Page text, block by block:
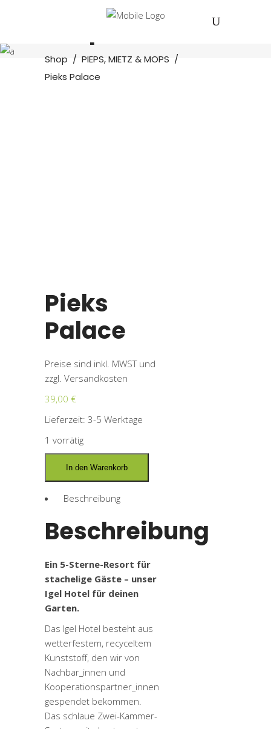
Shop / PIEPS, MIETZ & MOPS /
Pieks Palace
Pieks
Palace
Preise sind inkl. MWST und
zzgl. Versandkosten
39,00 €
Lieferzeit: 3-5 Werktage
1 vorrätig
In den Warenkorb
Beschreibung
Beschreibung
Ein 5-Sterne-Resort für
stachelige Gäste – unser
Igel Hotel für deinen
Garten.
Das Igel Hotel besteht aus
wetterfestem, recyceltem
Kunststoff, den wir von
Nachbar_innen und
Kooperationspartner_innen
gespendet bekommen.
Das schlaue Zwei-Kammer-